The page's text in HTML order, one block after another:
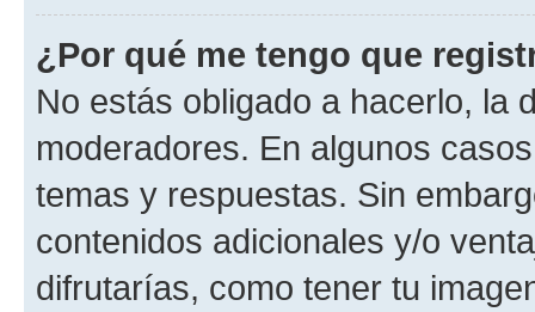
¿Por qué me tengo que
No estás obligado a hacerlo, la
moderadores. En algunos
temas y respuestas. Sin
contenidos adicionales y/o
difrutarías, como tener tu